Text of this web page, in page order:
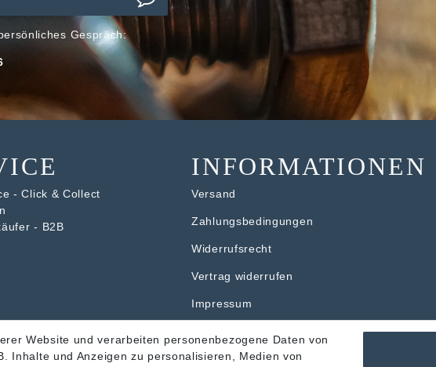
Gespräch:
- Click & Collect
- B2B
INFORMATIONEN
Versand
Zahlungsbedingungen
Widerrufsrecht
Vertrag widerrufen
Impressum
AGB
Website und verarbeiten personenbezogene Daten von
Inhalte und Anzeigen zu personalisieren, Medien von